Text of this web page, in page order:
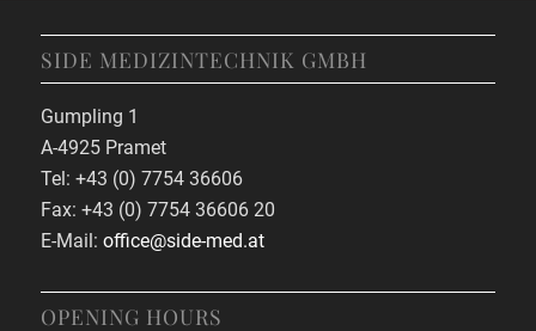
SIDE MEDIZINTECHNIK GMBH
Gumpling 1
A-4925 Pramet
Tel: +43 (0) 7754 36606
Fax: +43 (0) 7754 36606 20
E-Mail: office@side-med.at
OPENING HOURS